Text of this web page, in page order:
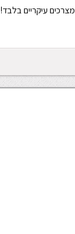
לא להאמין! עוגת פנקוטה מ-3 מצרכים עיקריים בלבד!